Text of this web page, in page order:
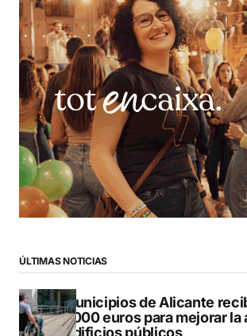
ÚLTIMAS NOTICIAS
13 municipios de Alicante
547.000 euros para mejorar